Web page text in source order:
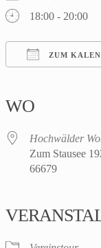
18:00 - 20:00
ZUM
WO
Hochwälder
Zum Stausee
66679